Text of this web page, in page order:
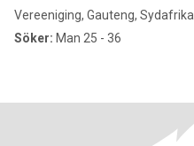
Vereeniging, Gauteng, Sydafrika
Söker: Man 25 - 36